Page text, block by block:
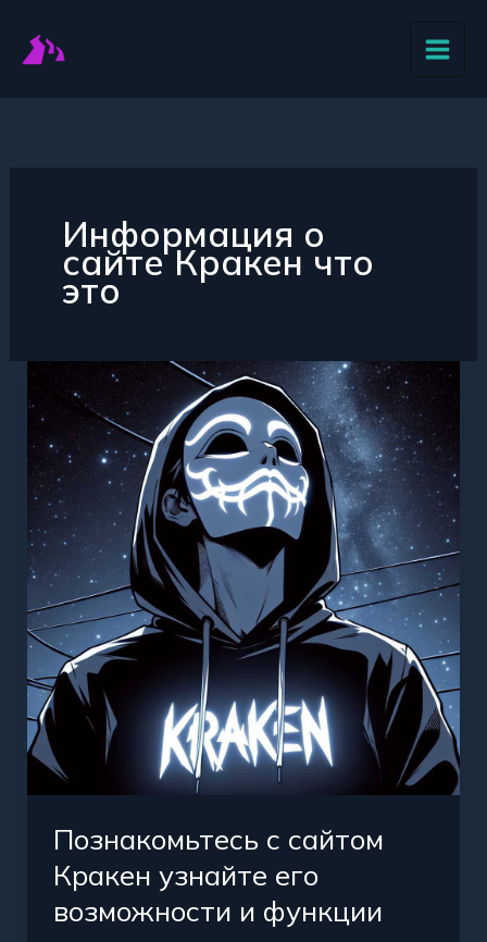
содержимому
Информация о
сайте Кракен что
это
Познакомьтесь с сайтом
Кракен узнайте его
возможности и функции
Познакомьтесь
сайтом
Кракен
узнайте
его
возможности
и
функции